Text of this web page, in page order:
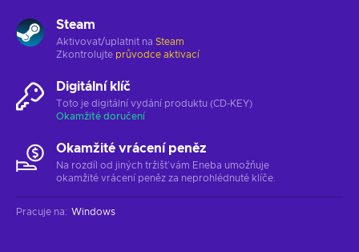
Steam
Aktivovat/uplatnit na Steam
Zkontrolujte průvodce aktivací
Digitální klíč
Toto je digitální vydání produktu (CD-KEY)
Okamžité doručení
Okamžité vrácení peněz
Na rozdíl od jiných tržišť vám Eneba umožňuje
okamžité vrácení peněz za neprohlédnuté klíče.
Pracuje na: Windows